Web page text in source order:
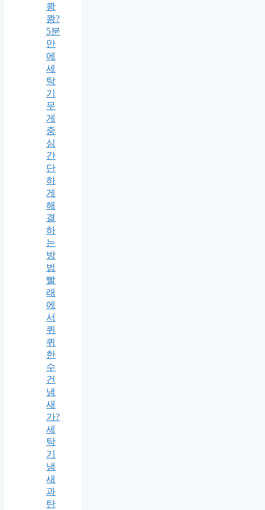
쾅
쾅?
5분
만
에
세
탁
기
무
게
중
심
간
단
하
게
해
결
하
는
방
법
빨
래
에
서
퀴
퀴
한
수
건
냄
새
가?
세
탁
기
냄
새
과
탄